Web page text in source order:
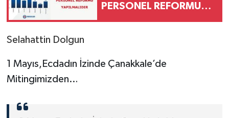
PERSONEL REFORMU
Selahattin Dolgun
1 Mayıs,Ecdadın İzinde Çanakkale’de
Mitingimizden…